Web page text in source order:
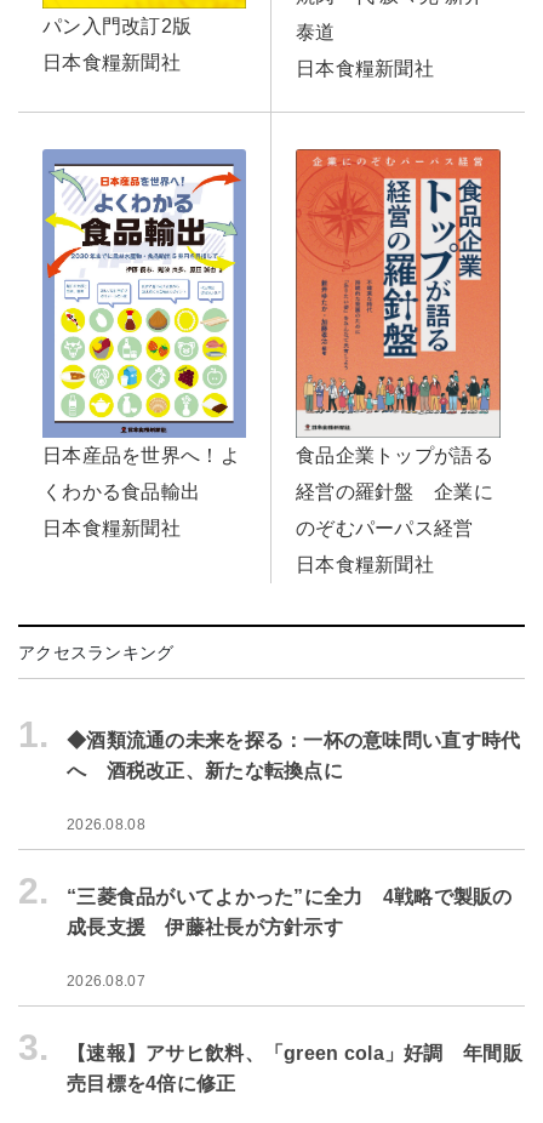
パン入門改訂2版
日本食糧新聞社
泰道
日本食糧新聞社
日本産品を世界へ！よ
くわかる食品輸出
日本食糧新聞社
食品企業トップが語る
経営の羅針盤 企業に
のぞむパーパス経営
日本食糧新聞社
アクセスランキング
1.
◆酒類流通の未来を探る：一杯の意味問い直す時代
へ 酒税改正、新たな転換点に
2026.08.08
2.
“三菱食品がいてよかった”に全力 4戦略で製販の
成長支援 伊藤社長が方針示す
2026.08.07
3.
【速報】アサヒ飲料、「green cola」好調 年間販
売目標を4倍に修正